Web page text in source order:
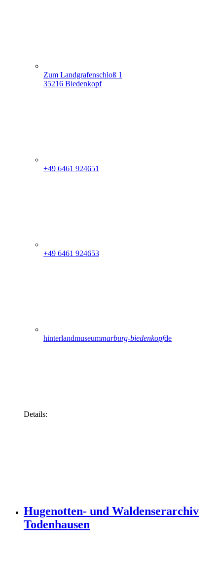
Zum Landgrafenschloß 1
35216 Biedenkopf
+49 6461 924651
+49 6461 924653
hinterlandmuseummarburg-biedenkopfde
Details:
Hugenotten- und Waldenserarchiv
Todenhausen